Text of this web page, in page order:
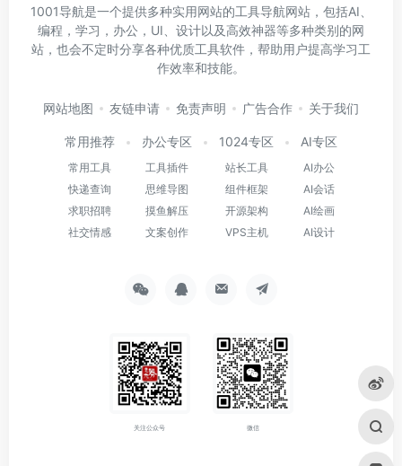
1001导航是一个提供多种实用网站的工具导航网站，包括AI、
编程，学习，办公，UI、设计以及高效神器等多种类别的网
站，也会不定时分享各种优质工具软件，帮助用户提高学习工
作效率和技能。
网站地图 友链申请 免责声明 广告合作 关于我们
常用推荐
常用工具
快递查询
求职招聘
社交情感
办公专区
工具插件
思维导图
摸鱼解压
文案创作
1024专区
站长工具
组件框架
开源架构
VPS主机
AI专区
AI办公
AI会话
AI绘画
AI设计
关注公众号 微信